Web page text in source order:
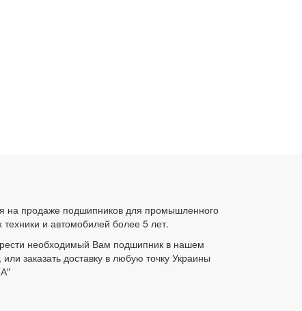
на продаже подшипников для промышленного
техники и автомобилей более 5 лет.
необходимый Вам подшипник в нашем
заказать доставку в любую точку Украины